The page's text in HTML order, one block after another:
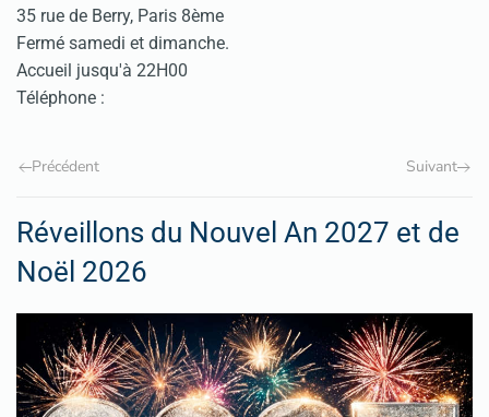
35 rue de Berry, Paris 8ème
Fermé samedi et dimanche.
Accueil jusqu'à 22H00
Téléphone :
Précédent Suivant
Réveillons du Nouvel An 2027 et de
Noël 2026